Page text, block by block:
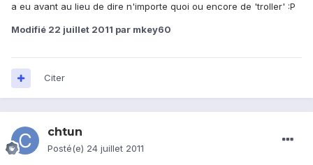
a eu avant au lieu de dire n'importe quoi ou encore de 'troller' :P
Modifié 22 juillet 2011 par mkey60
Citer
chtun
Posté(e) 24 juillet 2011